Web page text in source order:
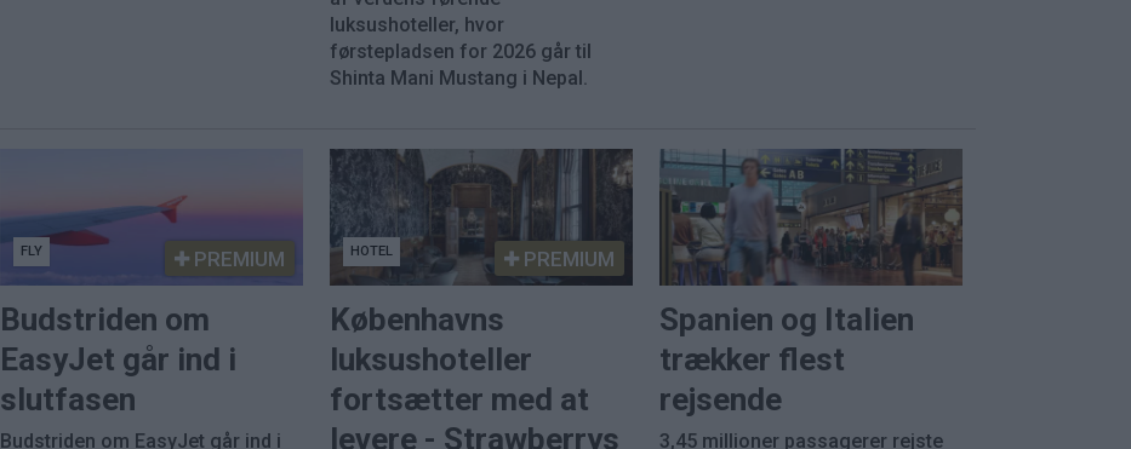
luksushoteller, hvor
førstepladsen for 2026 går til
Shinta Mani Mustang i Nepal.
FLY PREMIUM
Budstriden om
EasyJet går ind i
slutfasen
Budstriden om EasyJet går ind i
HOTEL PREMIUM
Københavns
luksushoteller
fortsætter med at
levere - Strawberrys
Spanien og Italien
trækker flest
rejsende
3,45 millioner passagerer rejste